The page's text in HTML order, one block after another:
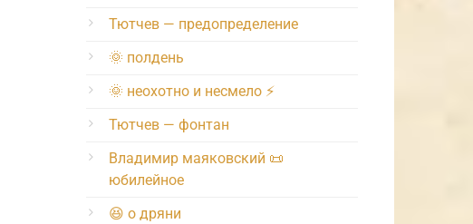
Тютчев — предопределение
🌞 полдень
🌞 неохотно и несмело ⚡️
Тютчев — фонтан
Владимир маяковский 📜
юбилейное
😆 о дряни